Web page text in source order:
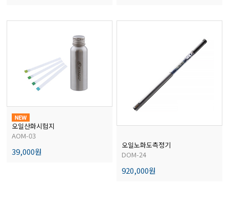
차계/광택계/조도계/광도계/방사랑계
업/임업/해양측정기
도계/물리/물성측정기
공계/차압계/진공펌프
오일산화시험지
AOM-03
39,000원
오일노화도측정기
DOM-24
920,000원